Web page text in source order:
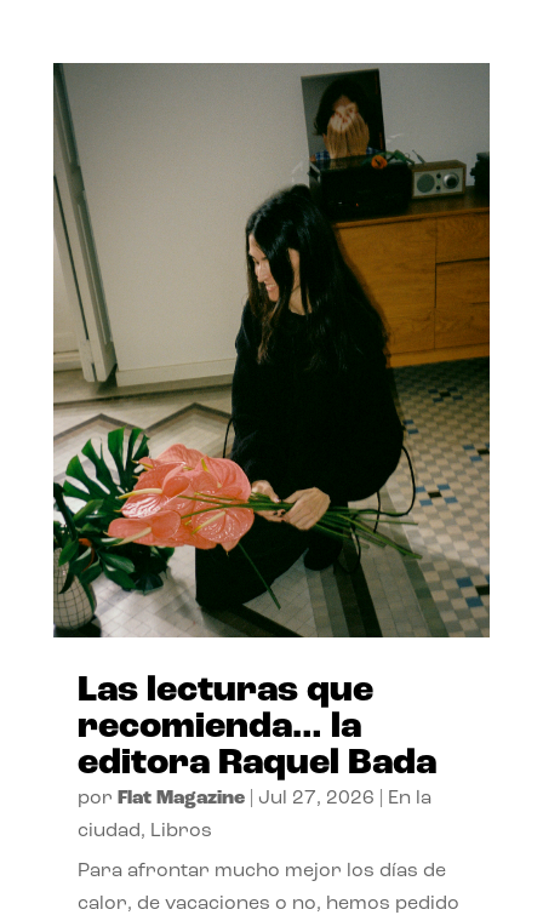
Las lecturas que
recomienda… la
editora Raquel Bada
por Flat Magazine| Jul 27, 2026
En la
ciudad, Libros
Para afrontar mucho mejor los días de
calor, de vacaciones o no, hemos pedido